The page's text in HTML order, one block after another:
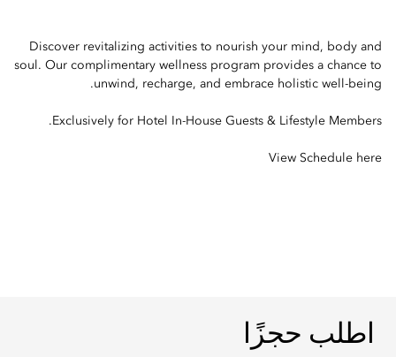
Discover revitalizing activities to nourish your mind, body and
soul. Our complimentary wellness program provides a chance to
unwind, recharge, and embrace holistic well-being.
Exclusively for Hotel In-House Guests & Lifestyle Members.
View Schedule here
اطلب حجزًا
اطلب حجزًا